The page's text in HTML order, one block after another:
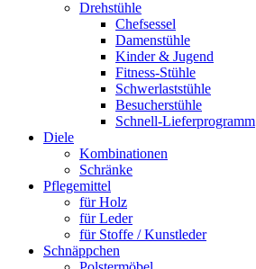
Drehstühle
Chefsessel
Damenstühle
Kinder & Jugend
Fitness-Stühle
Schwerlaststühle
Besucherstühle
Schnell-Lieferprogramm
Diele
Kombinationen
Schränke
Pflegemittel
für Holz
für Leder
für Stoffe / Kunstleder
Schnäppchen